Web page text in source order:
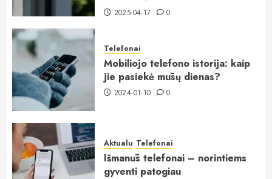
2025-04-17 0
Telefonai
Mobiliojo telefono istorija: kaip
jie pasiekė mūsų dienas?
2024-01-10 0
Aktualu Telefonai
Išmanūs telefonai – norintiems
gyventi patogiau